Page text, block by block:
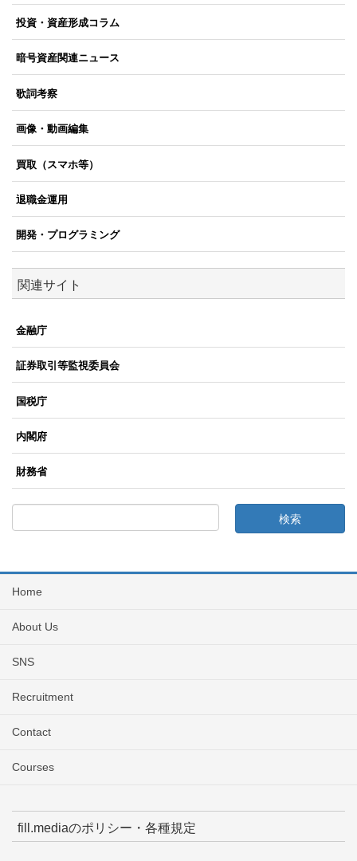
投資・資産形成コラム
暗号資産関連ニュース
歌詞考察
画像・動画編集
買取（スマホ等）
退職金運用
開発・プログラミング
関連サイト
金融庁
証券取引等監視委員会
国税庁
内閣府
財務省
Home
About Us
SNS
Recruitment
Contact
Courses
fill.mediaのポリシー・各種規定